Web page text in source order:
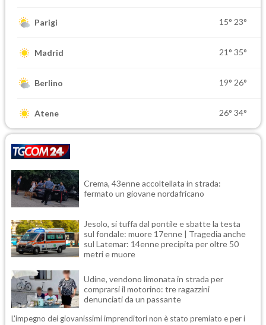
Parigi 15° 23°
Madrid 21° 35°
Berlino 19° 26°
Atene 26° 34°
Crema, 43enne accoltellata in strada:
fermato un giovane nordafricano
Jesolo, si tuffa dal pontile e sbatte la testa
sul fondale: muore 17enne | Tragedia anche
sul Latemar: 14enne precipita per oltre 50
metri e muore
Udine, vendono limonata in strada per
comprarsi il motorino: tre ragazzini
denunciati da un passante
L'impegno dei giovanissimi imprenditori non è stato premiato e per i